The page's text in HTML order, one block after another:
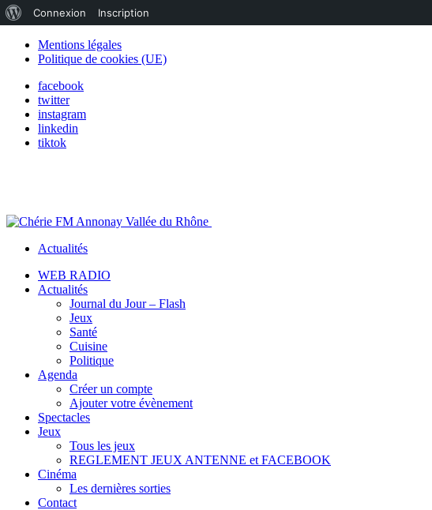
Mentions légales
Politique de cookies (UE)
facebook
twitter
instagram
linkedin
tiktok
Actualités
WEB RADIO
Actualités
Journal du Jour – Flash
Jeux
Santé
Cuisine
Politique
Agenda
Créer un compte
Ajouter votre évènement
Spectacles
Jeux
Tous les jeux
REGLEMENT JEUX ANTENNE et FACEBOOK
Cinéma
Les dernières sorties
Contact
de
WordPress
Connexion Inscription